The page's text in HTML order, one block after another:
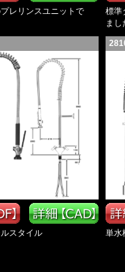
レリンスユニットで
標準
まし
スタイル 単水